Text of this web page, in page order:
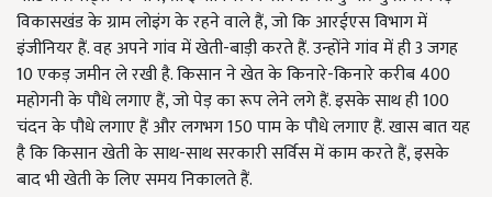
विकासखंड के ग्राम लोइंग के रहने वाले हैं, जो कि आरईएस विभाग में
इंजीनियर हैं. वह अपने गांव में खेती-बाड़ी करते हैं. उन्होंने गांव में ही 3 जगह
10 एकड़ जमीन ले रखी है. किसान ने खेत के किनारे-किनारे करीब 400
महोगनी के पौधे लगाए हैं, जो पेड़ का रूप लेने लगे हैं. इसके साथ ही 100
चंदन के पौधे लगाए हैं और लगभग 150 पाम के पौधे लगाए हैं. खास बात यह
है कि किसान खेती के साथ-साथ सरकारी सर्विस में काम करते हैं, इसके
बाद भी खेती के लिए समय निकालते हैं.